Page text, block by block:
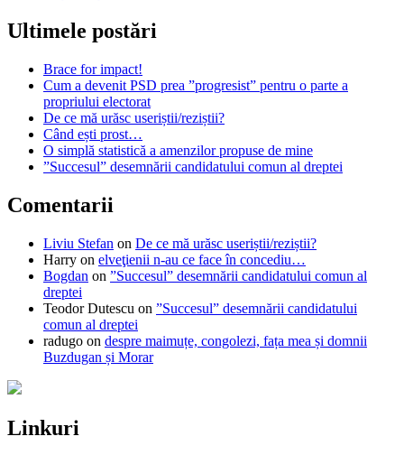
Ultimele postări
Brace for impact!
Cum a devenit PSD prea ”progresist” pentru o parte a
propriului electorat
De ce mă urăsc useriștii/reziștii?
Când ești prost…
O simplă statistică a amenzilor propuse de mine
”Succesul” desemnării candidatului comun al dreptei
Comentarii
Liviu Stefan on De ce mă urăsc useriștii/reziștii?
Harry on elveţienii n-au ce face în concediu…
Bogdan on ”Succesul” desemnării candidatului comun al
dreptei
Teodor Dutescu on ”Succesul” desemnării candidatului
comun al dreptei
radugo on despre maimuțe, congolezi, fața mea și domnii
Buzdugan și Morar
Linkuri